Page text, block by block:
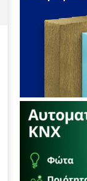
Η LG Electronics
παγκόσμιες